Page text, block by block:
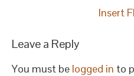
Insert
Leave a Reply
You must be logged in to